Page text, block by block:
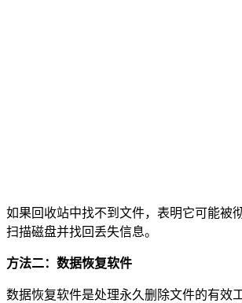
如果回收站中找不到文件，表明它可能被
扫描磁盘并找回丢失信息。
方法二：数据恢复软件
数据恢复软件是处理永久删除文件的有效